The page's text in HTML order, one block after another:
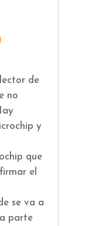
de
no
y
que
el
se va a
parte